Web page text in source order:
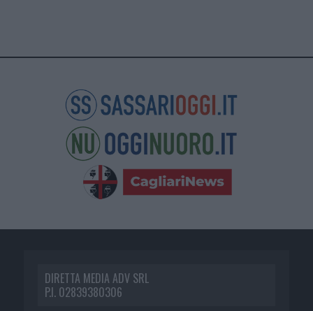
DIRETTA MEDIA ADV SRL
P.I. 02839380306